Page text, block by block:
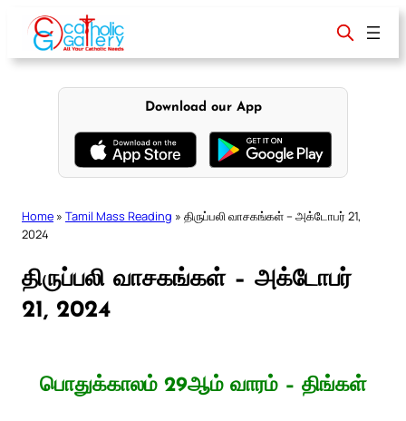
content
Download our App
Home » Tamil Mass Reading » திருப்பலி வாசகங்கள் – அக்டோபர் 21,
2024
திருப்பலி வாசகங்கள் – அக்டோபர்
21, 2024
பொதுக்காலம் 29ஆம் வாரம் – திங்கள்